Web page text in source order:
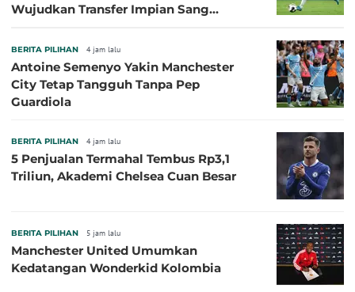
Wujudkan Transfer Impian Sang
BERITA PILIHAN 4 jam lalu
Antoine Semenyo Yakin Manchester
City Tetap Tangguh Tanpa Pep
Guardiola
BERITA PILIHAN 4 jam lalu
5 Penjualan Termahal Tembus Rp3,1
Triliun, Akademi Chelsea Cuan Besar
BERITA PILIHAN 5 jam lalu
Manchester United Umumkan
Kedatangan Wonderkid Kolombia